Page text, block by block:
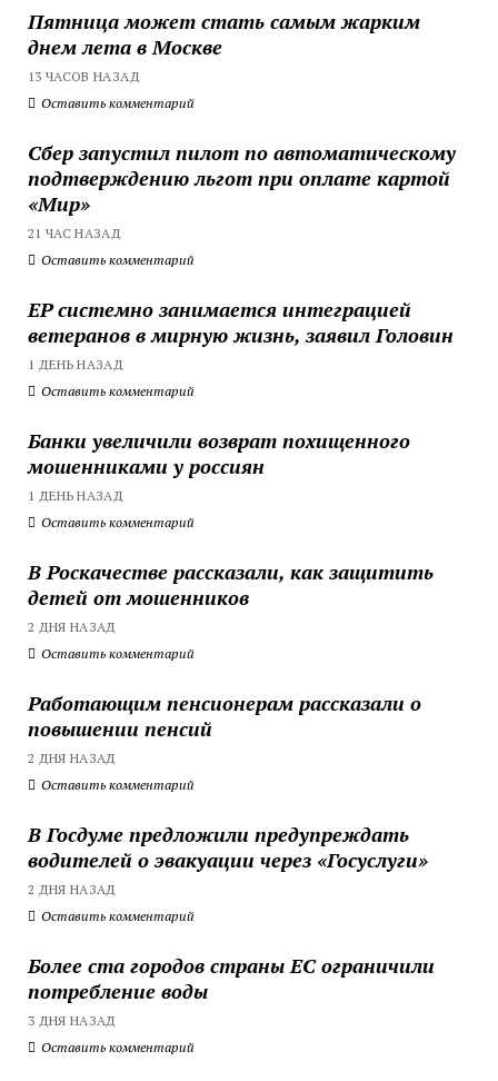
Пятница может стать самым жарким
днем лета в Москве
13 ЧАСОВ НАЗАД
Оставить комментарий
Сбер запустил пилот по автоматическому
подтверждению льгот при оплате картой
«Мир»
21 ЧАС НАЗАД
Оставить комментарий
ЕР системно занимается интеграцией
ветеранов в мирную жизнь, заявил Головин
1 ДЕНЬ НАЗАД
Оставить комментарий
Банки увеличили возврат похищенного
мошенниками у россиян
1 ДЕНЬ НАЗАД
Оставить комментарий
В Роскачестве рассказали, как защитить
детей от мошенников
2 ДНЯ НАЗАД
Оставить комментарий
Работающим пенсионерам рассказали о
повышении пенсий
2 ДНЯ НАЗАД
Оставить комментарий
В Госдуме предложили предупреждать
водителей о эвакуации через «Госуслуги»
2 ДНЯ НАЗАД
Оставить комментарий
Более ста городов страны ЕС ограничили
потребление воды
3 ДНЯ НАЗАД
Оставить комментарий